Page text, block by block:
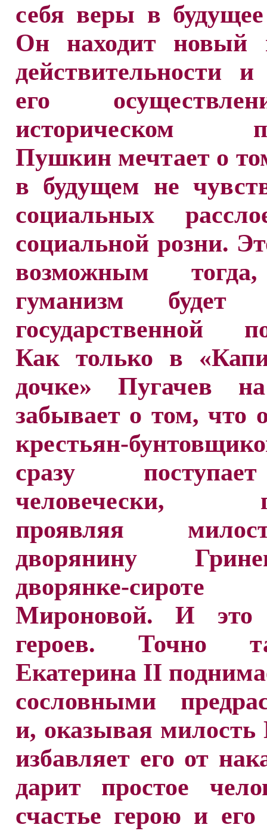
себя веры в
Он находит новый
действительности
его
историческом
Пушкин мечтает о
в будущем не
социальных
социальной розни.
возможным
гуманизм будет
государственной
Как только в
дочке» Пугачев
забывает о том, что
крестьян-
сразу
человечески,
проявляя
дворянину
дворянке-
Мироновой. И это
героев. Точно
Екатерина II
сословными
и, оказывая милость
избавляет его от
дарит простое
счастье герою и его